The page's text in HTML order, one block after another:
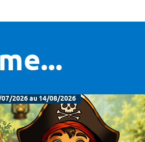
07/2026 au 14/08/2026